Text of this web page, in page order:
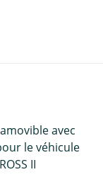
avec
le véhicule
II